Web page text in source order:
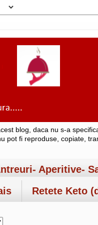
blog, daca nu s-a
pot fi reproduse, copiate,
Aperitive-
Retete Keto